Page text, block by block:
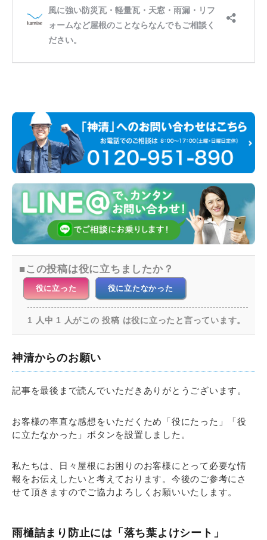
この投稿は役に立ちましたか？
役に立った 役に立たなかった
1 人中 1 人がこの 投稿 は役に立ったと言っています。
神清からのお願い
記事を最後まで読んでいただきありがとうございます。
お客様の率直な感想をいただくため「役にたった」「役
に立たなかった」ボタンを設置しました。
私たちは、日々屋根にお困りのお客様にとって必要な情
報をお伝えしたいと考えております。今後のご参考にさ
せて頂きますのでご協力よろしくお願いいたします。
雨樋詰まり防止には「落ち葉よけシート」